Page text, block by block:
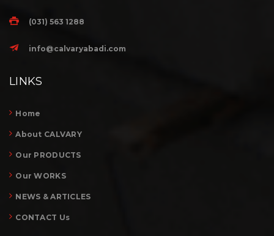
(031) 563 1288
info@calvaryabadi.com
LINKS
Home
About CALVARY
Our PRODUCTS
Our WORKS
NEWS & ARTICLES
CONTACT Us